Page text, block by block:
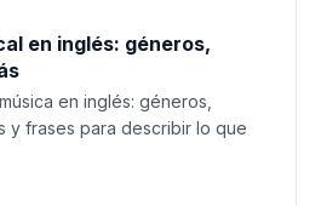
en inglés: géneros,
en inglés: géneros,
y frases para describir lo que